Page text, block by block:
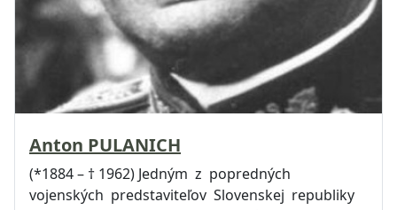
Anton PULANICH
(*1884 – † 1962) Jedným z popredných
vojenských predstaviteľov Slovenskej republiky